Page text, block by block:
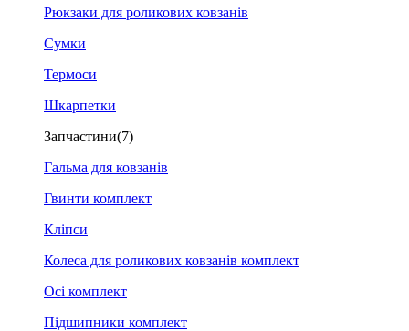
Рюкзаки для роликових ковзанів
Сумки
Термоси
Шкарпетки
Запчастини(7)
Гальма для ковзанів
Гвинти комплект
Кліпси
Колеса для роликових ковзанів комплект
Осі комплект
Підшипники комплект